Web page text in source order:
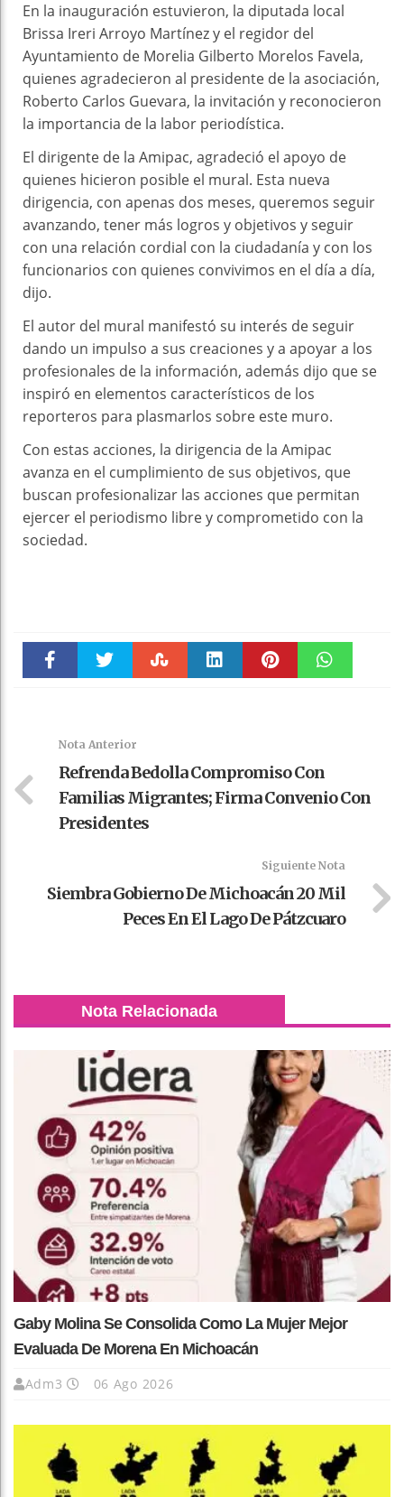
En la inauguración estuvieron, la diputada local
Brissa Ireri Arroyo Martínez y el regidor del
Ayuntamiento de Morelia Gilberto Morelos Favela,
quienes agradecieron al presidente de la asociación,
Roberto Carlos Guevara, la invitación y reconocieron
la importancia de la labor periodística.
El dirigente de la Amipac, agradeció el apoyo de
quienes hicieron posible el mural. Esta nueva
dirigencia, con apenas dos meses, queremos seguir
avanzando, tener más logros y objetivos y seguir
con una relación cordial con la ciudadanía y con los
funcionarios con quienes convivimos en el día a día,
dijo.
El autor del mural manifestó su interés de seguir
dando un impulso a sus creaciones y a apoyar a los
profesionales de la información, además dijo que se
inspiró en elementos característicos de los
reporteros para plasmarlos sobre este muro.
Con estas acciones, la dirigencia de la Amipac
avanza en el cumplimiento de sus objetivos, que
buscan profesionalizar las acciones que permitan
ejercer el periodismo libre y comprometido con la
sociedad.
Nota Anterior
Refrenda Bedolla Compromiso Con
Familias Migrantes; Firma Convenio Con
Presidentes
Siguiente Nota
Siembra Gobierno De Michoacán 20 Mil
Peces En El Lago De Pátzcuaro
Nota Relacionada
Gaby Molina Se Consolida Como La Mujer Mejor
Evaluada De Morena En Michoacán
Adm3 06 Ago 2026